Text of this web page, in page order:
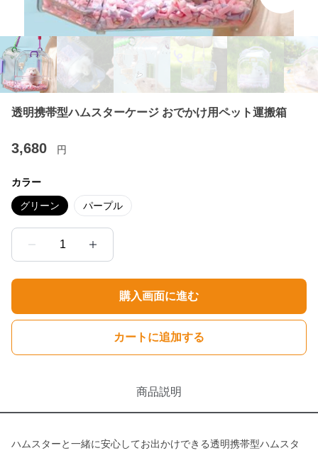
透明携帯型ハムスターケージ おでかけ用ペット運搬箱
3,680 円
カラー
グリーン パープル
1
購入画面に進む
カートに追加する
商品説明
ハムスターと一緒に安心してお出かけできる透明携帯型ハムスタ